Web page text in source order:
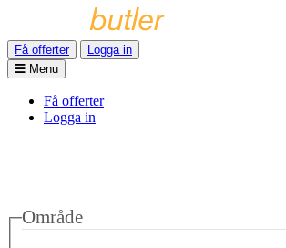
Få offerter
Logga in
Menu
Få offerter
Logga in
Område